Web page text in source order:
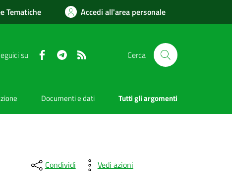
Tematiche Accedi all'area personale
su FacebookTelegram Cerca
Documenti e dati Tutti gli argomenti
Condividi Vedi azioni